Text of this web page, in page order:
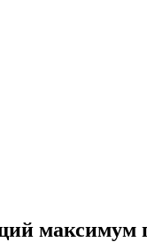
максимум